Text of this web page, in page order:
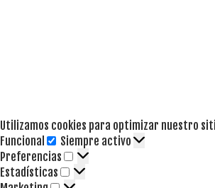
Utilizamos cookies para optimizar nuestro
Funcional
Funcional
Siempre activo
Preferencias
Preferencias
Estadísticas Estadísticas